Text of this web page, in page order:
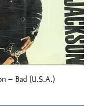
‎– Bad (U.S.A.)